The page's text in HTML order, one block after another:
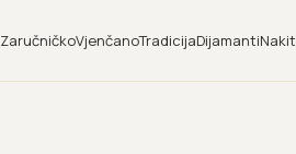
ZaručničkoVjenčanoTradicijaDijamantiNakit